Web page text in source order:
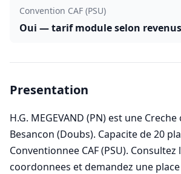
Convention CAF (PSU)
Oui — tarif module selon revenus
Presentation
H.G. MEGEVAND (PN) est une
Besancon (Doubs). Capacite de 20
Conventionnee CAF (PSU).
coordonnees et demandez une